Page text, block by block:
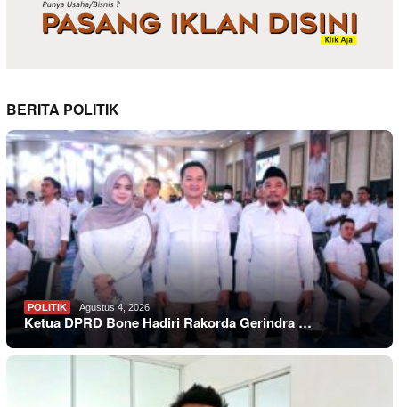
BERITA POLITIK
POLITIK Agustus 4, 2026
Ketua DPRD Bone Hadiri Rakorda Gerindra …